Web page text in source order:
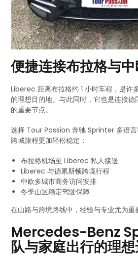
便捷连接布拉格与
Liberec 距离布拉格约 1 小时车程，是许
的理想目的地。与此同时，它也是连接
的重要节点。
选择 Tour Passion 奔驰 Sprinter 多语
跨城旅程更加轻松稳定：
布拉格机场至 Liberec 私人接送
Liberec 与德累斯顿跨境行程
中欧多城市商务访问安排
冬季山区稳定驾驶保障
在山路与跨境路线中，经验与专业尤为重
Mercedes-Benz
队与家庭出行的理